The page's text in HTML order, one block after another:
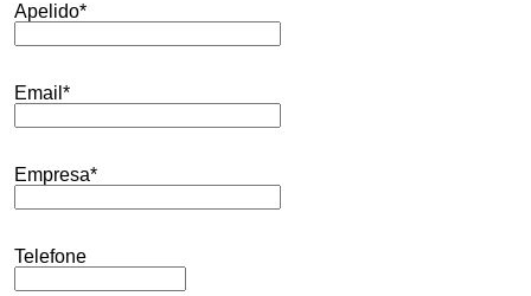
Não sei. Não tenho esse retorno
quantificado
Apelido*
Email*
Empresa*
Telefone